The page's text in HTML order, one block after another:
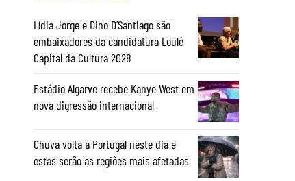
Lídia Jorge e Dino D’Santiago são
embaixadores da candidatura Loulé
Capital da Cultura 2028
Estádio Algarve recebe Kanye West em
nova digressão internacional
Chuva volta a Portugal neste dia e
estas serão as regiões mais afetadas